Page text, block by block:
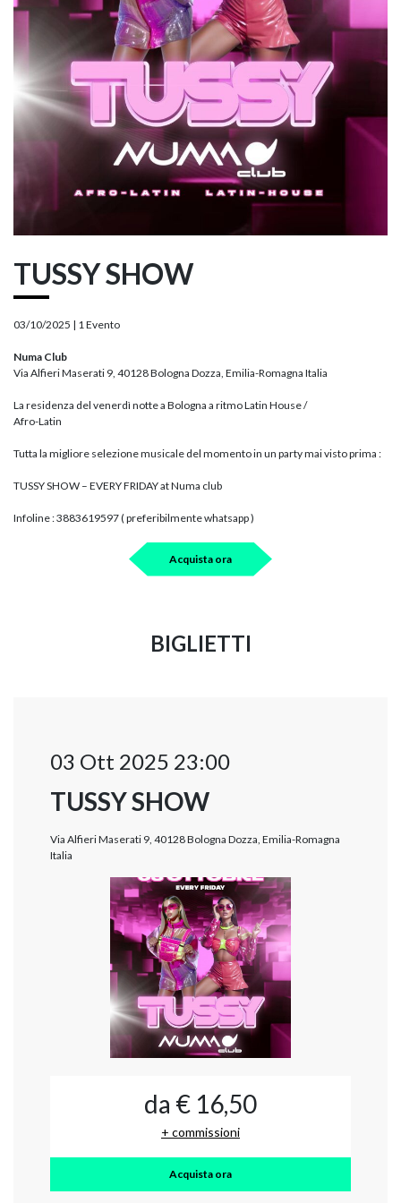
TUSSY SHOW
03/10/2025 | 1 Evento
Numa Club
Via Alfieri Maserati 9, 40128 Bologna Dozza, Emilia-Romagna Italia
La residenza del venerdì notte a Bologna a ritmo Latin House /
Afro-Latin
Tutta la migliore selezione musicale del momento in un party mai visto prima :
TUSSY SHOW – EVERY FRIDAY at Numa club
Infoline : 3883619597 ( preferibilmente whatsapp )
Acquista ora
BIGLIETTI
03 Ott 2025 23:00
TUSSY SHOW
Via Alfieri Maserati 9, 40128 Bologna Dozza, Emilia-Romagna
Italia
da € 16,50
+ commissioni
Acquista ora